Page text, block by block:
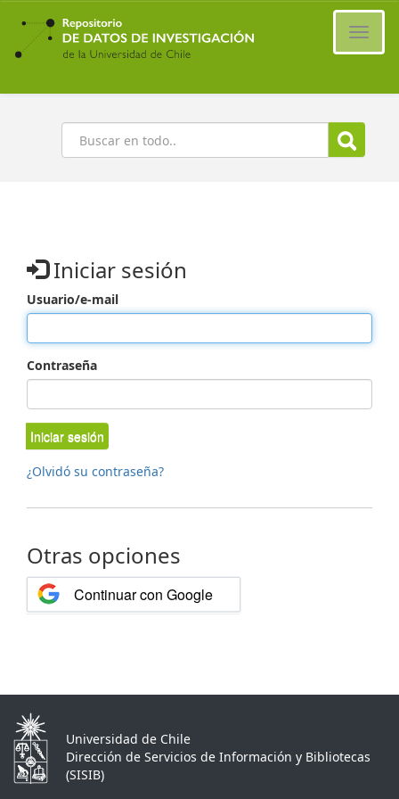
Ir
contenido
principal
Buscar
Iniciar sesión
Usuario/e-mail
Contraseña
Iniciar sesión
¿Olvidó su contraseña?
Otras opciones
Continuar con Google
Universidad de Chile
Dirección de Servicios de Información y Bibliotecas
(SISIB)